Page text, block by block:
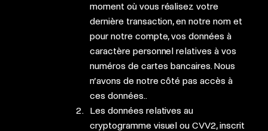
moment où vous réalisez votre
dernière transaction, en notre nom et
pour notre compte, vos données à
caractère personnel relatives à vos
numéros de cartes bancaires. Nous
n’avons de notre côté pas accès à
ces données..
Les données relatives au
cryptogramme visuel ou CVV2, inscrit